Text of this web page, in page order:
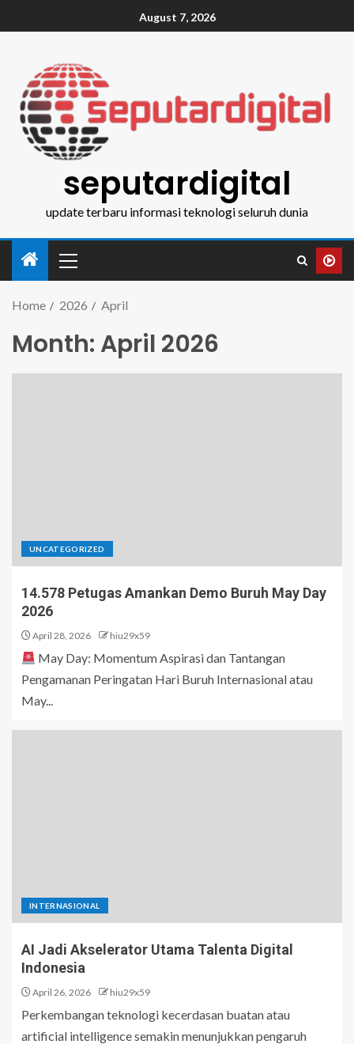
August 7, 2026
seputardigital
update terbaru informasi teknologi seluruh dunia
Home 2026 April
Month: April 2026
UNCATEGORIZED
14.578 Petugas Amankan Demo Buruh May Day
2026
April 28, 2026 hiu29x59
May Day: Momentum Aspirasi dan Tantangan
Pengamanan Peringatan Hari Buruh Internasional atau
May...
INTERNASIONAL
AI Jadi Akselerator Utama Talenta Digital
Indonesia
April 26, 2026 hiu29x59
Perkembangan teknologi kecerdasan buatan atau
artificial intelligence semakin menunjukkan pengaruh